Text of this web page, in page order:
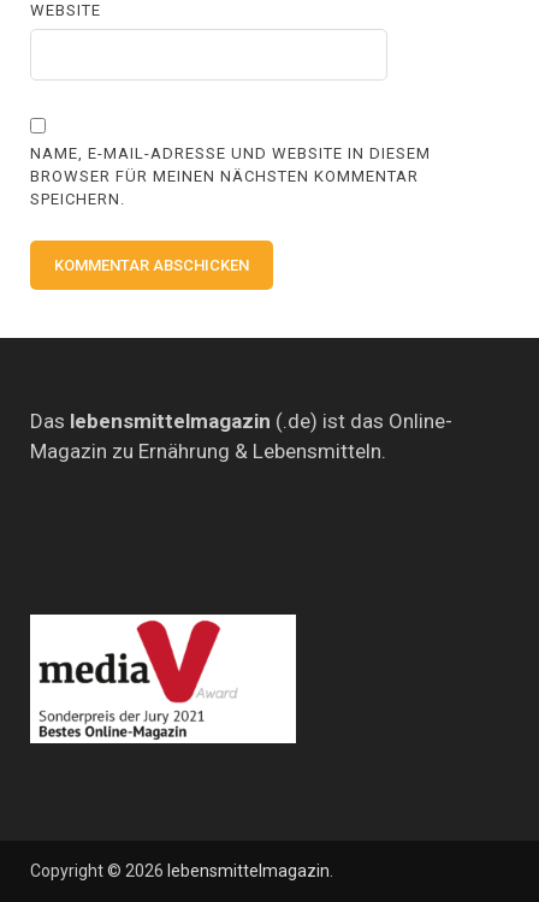
WEBSITE
NAME, E-MAIL-ADRESSE UND WEBSITE IN DIESEM
BROWSER FÜR MEINEN NÄCHSTEN KOMMENTAR
SPEICHERN.
Das lebensmittelmagazin (.de) ist das Online-
Magazin zu Ernährung & Lebensmitteln.
Copyright © 2026 lebensmittelmagazin.